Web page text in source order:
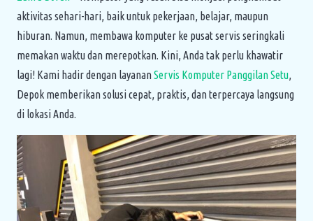
aktivitas sehari-hari, baik untuk pekerjaan, belajar, maupun
hiburan. Namun, membawa komputer ke pusat servis seringkali
memakan waktu dan merepotkan. Kini, Anda tak perlu khawatir
lagi! Kami hadir dengan layananServis Komputer Panggilan Setu,
Depok memberikan solusi cepat, praktis, dan terpercaya langsung
di lokasi Anda.